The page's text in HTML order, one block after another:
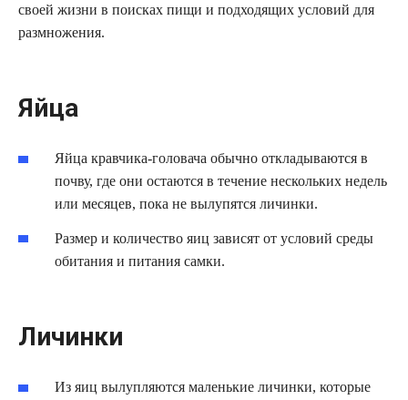
своей жизни в поисках пищи и подходящих условий для
размножения.
Яйца
Яйца кравчика-головача обычно откладываются в
почву, где они остаются в течение нескольких недель
или месяцев, пока не вылупятся личинки.
Размер и количество яиц зависят от условий среды
обитания и питания самки.
Личинки
Из яиц вылупляются маленькие личинки, которые